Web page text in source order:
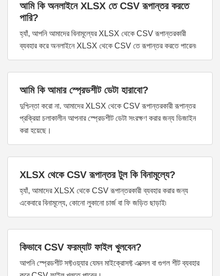
আমি কি অনলাইনে XLSX তে CSV রূপান্তর করতে
পারি?
হ্যাঁ, আপনি আমাদের বিনামূল্যের XLSX থেকে CSV রূপান্তরকারী
ব্যবহার করে অনলাইনে XLSX থেকে CSV তে রূপান্তর করতে পারেন৷
আমি কি আমার স্প্রেডশীট ডেটা হারাবো?
দুশ্চিন্তা করো না. আমাদের XLSX থেকে CSV রূপান্তরকারী রূপান্তর
প্রক্রিয়া চলাকালীন আপনার স্প্রেডশীট ডেটা সংরক্ষণ করার জন্য ডিজাইন
করা হয়েছে।
XLSX থেকে CSV রূপান্তর টুল কি বিনামূল্যে?
হ্যাঁ, আমাদের XLSX থেকে CSV রূপান্তরকারী ব্যবহার করার জন্য
একেবারে বিনামূল্যে, কোনো লুকানো চার্জ বা ফি জড়িত ছাড়াই৷
কিভাবে CSV ফরম্যাট ফাইল খুলবেন?
আপনি স্প্রেডশীট সফ্টওয়্যার যেমন মাইক্রোসফ্ট এক্সেল বা গুগল শীট ব্যবহার